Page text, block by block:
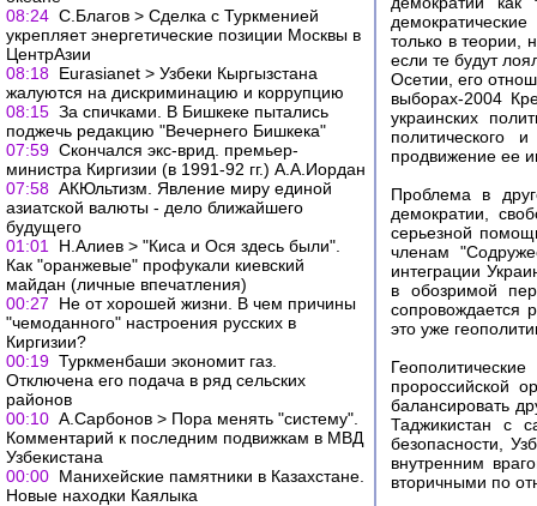
08:24 С.Благов > Сделка с Туркменией
укрепляет энергетические позиции Москвы в
ЦентрАзии
08:18 Eurasianet > Узбеки Кыргызстана
жалуются на дискриминацию и коррупцию
08:15 За спичками. В Бишкеке пытались
поджечь редакцию "Вечернего Бишкека"
07:59 Скончался экс-врид. премьер-
министра Киргизии (в 1991-92 гг.) А.А.Иордан
07:58 АКЮльтизм. Явление миру единой
азиатской валюты - дело ближайшего
будущего
01:01
Н.Алиев > "Киса и Ося здесь были".
Как "оранжевые" профукали киевский
майдан (личные впечатления)
00:27
Не от хорошей жизни. В чем причины
"чемоданного" настроения русских в
Киргизии?
00:19 Туркменбаши экономит газ.
Отключена его подача в ряд сельских
районов
00:10 А.Сарбонов > Пора менять "систему".
Комментарий к последним подвижкам в МВД
Узбекистана
00:00 Манихейские памятники в Казахстане.
Новые находки Каялыка
только в теории,
если те будут
Осетии, его
выборах-2004
украинских
политического
продвижение ее
Проблема в
демократии,
серьезной
членам
интеграции
в обозримой
это уже
пророссийской
балансировать
Таджикистан с
безопасности,
внутренним
вторичными по